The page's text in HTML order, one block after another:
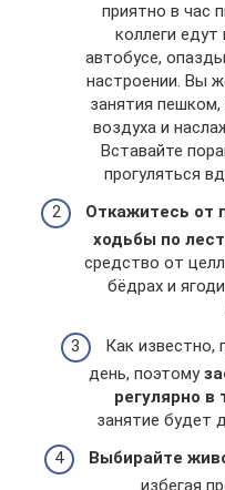
приятно в час
коллеги
автобусе,
настроении. Вы
занятия
воздуха и
Вставайте
прогуляться
Откажитесь от
ходьбы по
средство от
бёдрах и
Как известно,
день, поэтому
регулярно в
занятие будет
Выбирайте
избегая